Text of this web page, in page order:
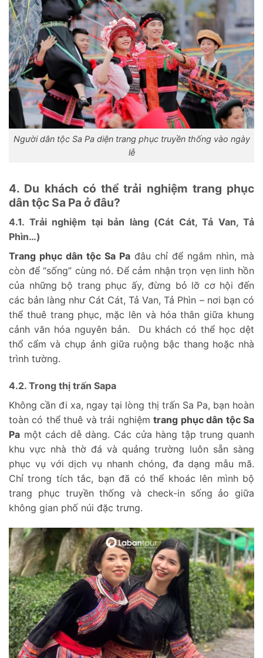
Người dân tộc Sa Pa diện trang phục truyền thống vào ngày
lễ
4. Du khách có thể trải nghiệm trang phục
dân tộc Sa Pa ở đâu?
4.1. Trải nghiệm tại bản làng (Cát Cát, Tả Van, Tả
Phìn…)
Trang phục dân tộc Sa Pa đâu chỉ để ngắm nhìn, mà
còn để “sống” cùng nó. Để cảm nhận trọn vẹn linh hồn
của những bộ trang phục ấy, đừng bỏ lỡ cơ hội đến
các bản làng như Cát Cát, Tả Van, Tả Phìn – nơi bạn có
thể thuê trang phục, mặc lên và hóa thân giữa khung
cảnh văn hóa nguyên bản. Du khách có thể học dệt
thổ cẩm và chụp ảnh giữa ruộng bậc thang hoặc nhà
trình tường.
4.2. Trong thị trấn Sapa
Không cần đi xa, ngay tại lòng thị trấn Sa Pa, bạn hoàn
toàn có thể thuê và trải nghiệmtrang phục dân tộc Sa
Pa một cách dễ dàng. Các cửa hàng tập trung quanh
khu vực nhà thờ đá và quảng trường luôn sẵn sàng
phục vụ với dịch vụ nhanh chóng, đa dạng mẫu mã.
Chỉ trong tích tắc, bạn đã có thể khoác lên mình bộ
trang phục truyền thống và check-in sống ảo giữa
không gian phố núi đặc trưng.